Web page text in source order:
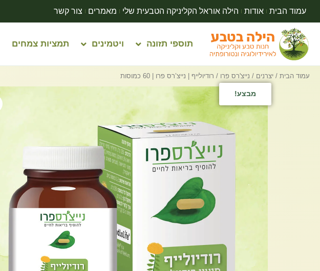
עמוד הבית אודות הילה אוראל הקליניקה הטבעית שלי מאמרים צור קשר
תוספי תזונה ויטמינים תמציות צמחים
עמוד הבית / יצרנים / נייצ'רס פרו / רודיולייף | נייצ’רס פרו | 60 כמוסות
מבצע!